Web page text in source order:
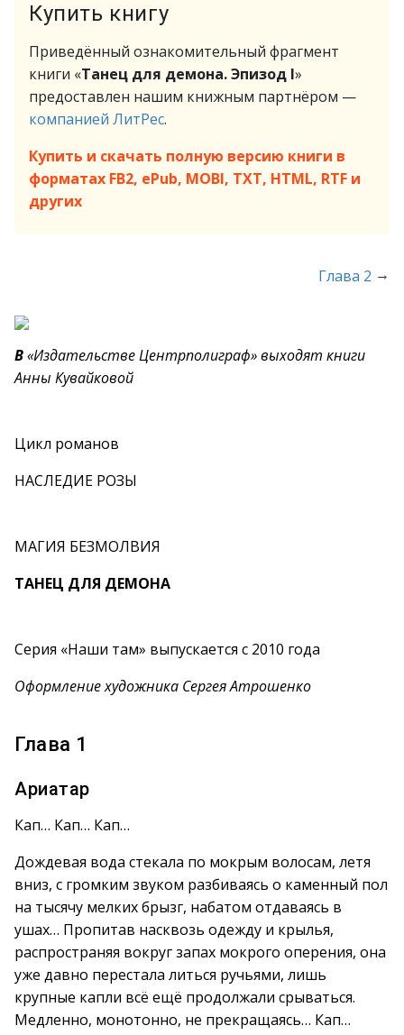
Купить книгу
Приведённый ознакомительный фрагмент
книги «Танец для демона. Эпизод I»
предоставлен нашим книжным партнёром —
компанией ЛитРес.
Купить и скачать полную версию книги в
форматах FB2, ePub, MOBI, TXT, HTML, RTF и
других
Глава 2 →
В«Издательстве Центрполиграф» выходят книги
Анны Кувайковой
Цикл романов
НАСЛЕДИЕ РОЗЫ
МАГИЯ БЕЗМОЛВИЯ
ТАНЕЦ ДЛЯ ДЕМОНА
Серия «Наши там» выпускается с 2010 года
Оформление художника Сергея Атрошенко
Глава 1
Ариатар
Кап… Кап… Кап…
Дождевая вода стекала по мокрым волосам, летя
вниз, с громким звуком разбиваясь о каменный пол
на тысячу мелких брызг, набатом отдаваясь в
ушах… Пропитав насквозь одежду и крылья,
распространяя вокруг запах мокрого оперения, она
уже давно перестала литься ручьями, лишь
крупные капли всё ещё продолжали срываться.
Медленно, монотонно, не прекращаясь… Кап…